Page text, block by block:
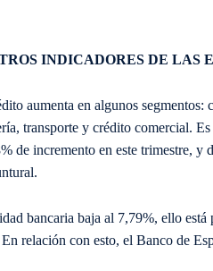
INDICADORES DE LAS
aumenta en algunos
transporte y crédito comercial.
de incremento en este trimestre,
bancaria baja al 7,79%, ello
relación con esto, el Banco de